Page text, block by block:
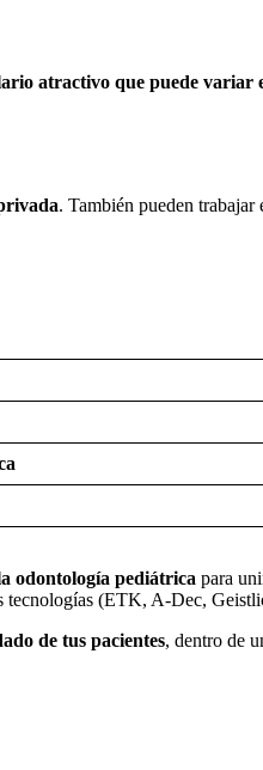
atractivo que puede variar
. También pueden trabajar
odontología pediátrica para
tecnologías (ETK, A-Dec,
de tus pacientes, dentro de